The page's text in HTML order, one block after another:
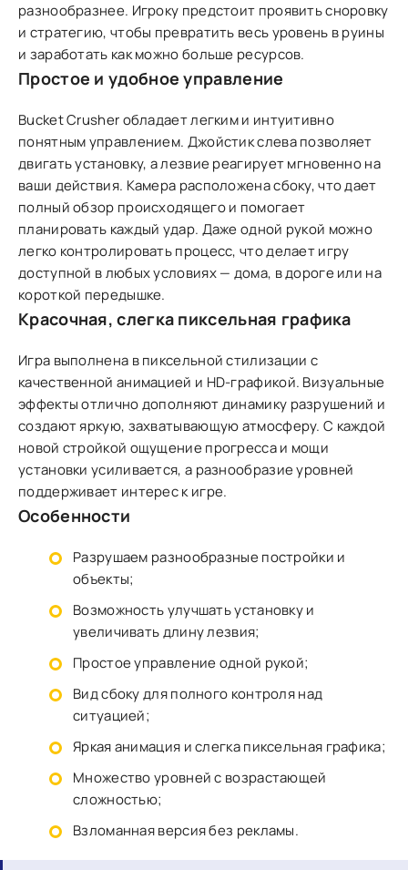
разнообразнее. Игроку предстоит проявить сноровку
и стратегию, чтобы превратить весь уровень в руины
и заработать как можно больше ресурсов.
Простое и удобное управление
Bucket Crusher обладает легким и интуитивно
понятным управлением. Джойстик слева позволяет
двигать установку, а лезвие реагирует мгновенно на
ваши действия. Камера расположена сбоку, что дает
полный обзор происходящего и помогает
планировать каждый удар. Даже одной рукой можно
легко контролировать процесс, что делает игру
доступной в любых условиях — дома, в дороге или на
короткой передышке.
Красочная, слегка пиксельная графика
Игра выполнена в пиксельной стилизации с
качественной анимацией и HD-графикой. Визуальные
эффекты отлично дополняют динамику разрушений и
создают яркую, захватывающую атмосферу. С каждой
новой стройкой ощущение прогресса и мощи
установки усиливается, а разнообразие уровней
поддерживает интерес к игре.
Особенности
Разрушаем разнообразные постройки и
объекты;
Возможность улучшать установку и
увеличивать длину лезвия;
Простое управление одной рукой;
Вид сбоку для полного контроля над
ситуацией;
Яркая анимация и слегка пиксельная графика;
Множество уровней с возрастающей
сложностью;
Взломанная версия без рекламы.